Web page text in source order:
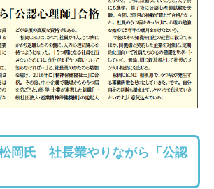
岡氏 社長業やりながら「公認